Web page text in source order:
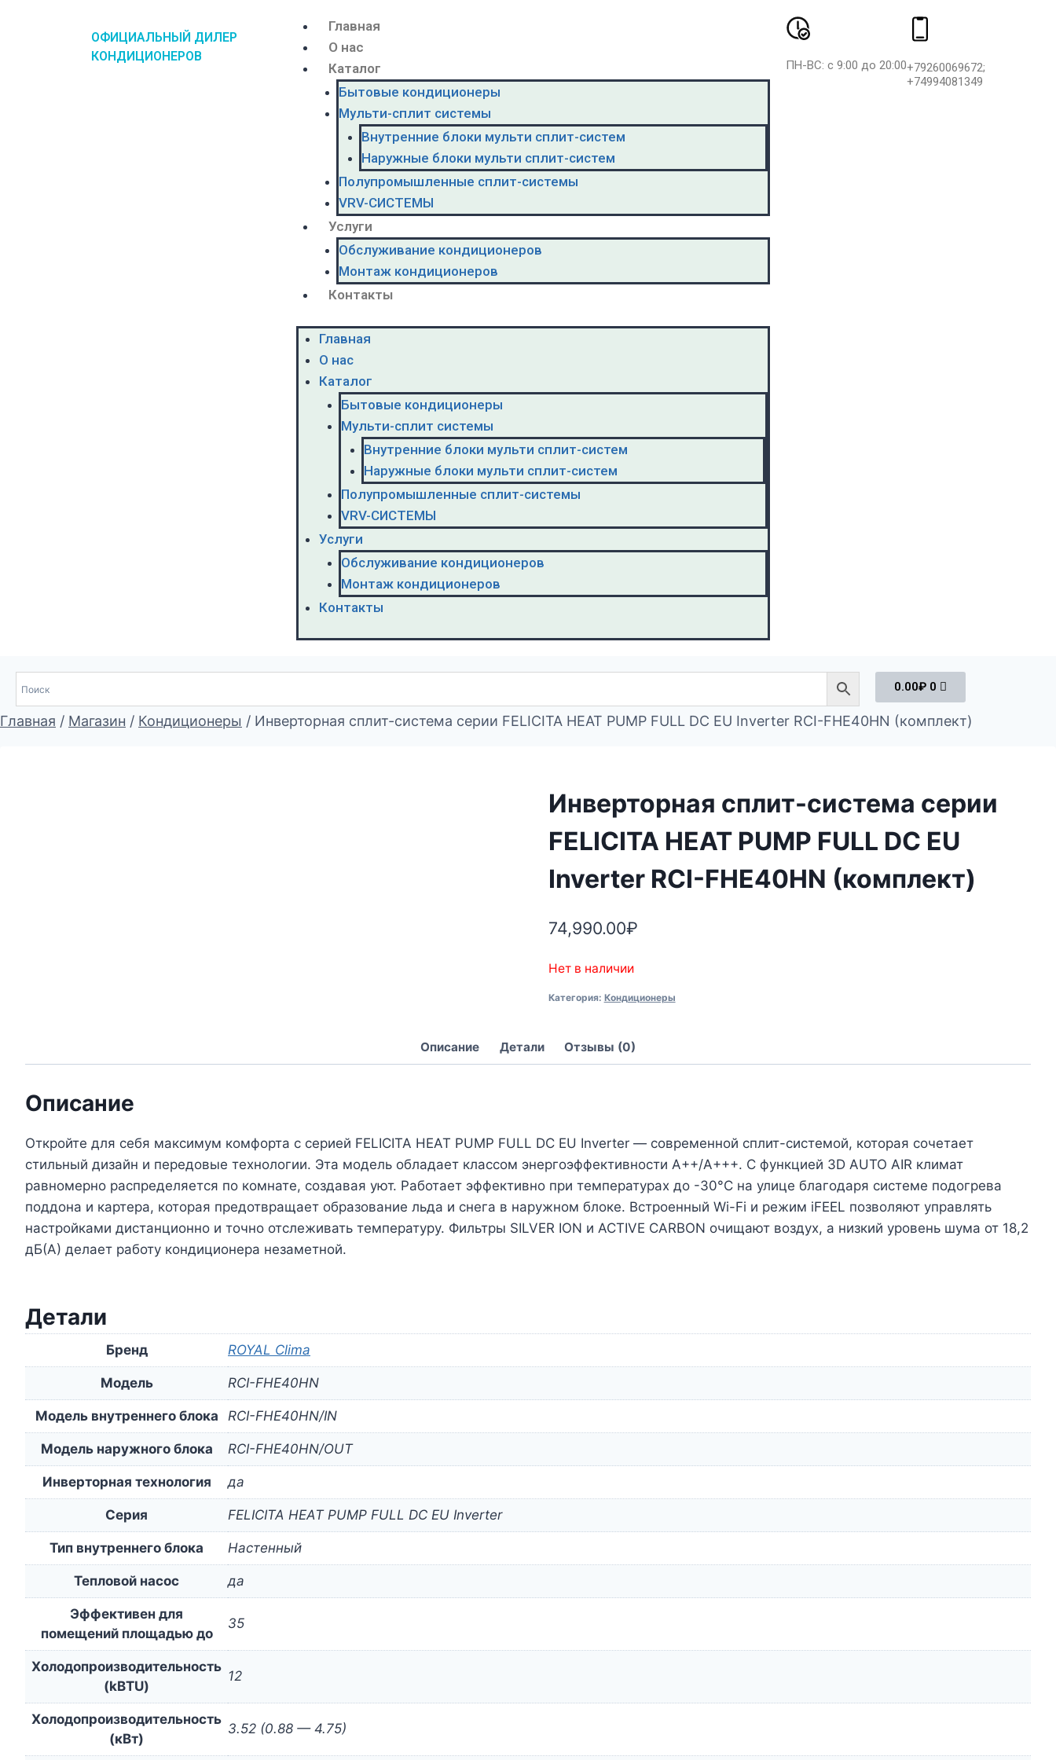
ОФИЦИАЛЬНЫЙ ДИЛЕР
КОНДИЦИОНЕРОВ
Главная
О нас
Каталог
Бытовые кондиционеры
Мульти-сплит системы
Внутренние блоки мульти сплит-систем
Наружные блоки мульти сплит-систем
Полупромышленные сплит-системы
VRV-CИСТЕМЫ
Услуги
Обслуживание кондиционеров
Монтаж кондиционеров
Контакты
Главная
О нас
Каталог
Бытовые кондиционеры
Мульти-сплит системы
Внутренние блоки мульти сплит-систем
Наружные блоки мульти сплит-систем
Полупромышленные сплит-системы
VRV-CИСТЕМЫ
Услуги
Обслуживание кондиционеров
Монтаж кондиционеров
Контакты
ПН-ВС: с 9:00 до 20:00+79260069672;
+74994081349
0.00₽ 0
Главная / Магазин / Кондиционеры / Инверторная сплит-система серии FELICITA HEAT PUMP FULL DC EU Inverter RCI-FHE40HN (комплект)
Инверторная сплит-система серии
FELICITA HEAT PUMP FULL DC EU
Inverter RCI-FHE40HN (комплект)
74,990.00₽
Нет в наличии
Категория: Кондиционеры
Описание Детали Отзывы (0)
Описание
Откройте для себя максимум комфорта с серией FELICITA HEAT PUMP FULL DC EU Inverter — современной сплит-системой, которая сочетает
стильный дизайн и передовые технологии. Эта модель обладает классом энергоэффективности A++/A+++. С функцией 3D AUTO AIR климат
равномерно распределяется по комнате, создавая уют. Работает эффективно при температурах до -30°C на улице благодаря системе подогрева
поддона и картера, которая предотвращает образование льда и снега в наружном блоке. Встроенный Wi-Fi и режим iFEEL позволяют управлять
настройками дистанционно и точно отслеживать температуру. Фильтры SILVER ION и ACTIVЕ CARBON очищают воздух, а низкий уровень шума от 18,2
дБ(А) делает работу кондиционера незаметной.
Детали
Бренд ROYAL Clima
Модель RCI-FHE40HN
Модель внутреннего блока RCI-FHE40HN/IN
Модель наружного блока RCI-FHE40HN/OUT
Инверторная технология да
Серия FELICITA HEAT PUMP FULL DC EU Inverter
Тип внутреннего блока Настенный
Тепловой насос да
Эффективен для
помещений площадью до
35
Холодопроизводительность
(kBTU)
12
Холодопроизводительность
(кВт)
3.52 (0.88 — 4.75)